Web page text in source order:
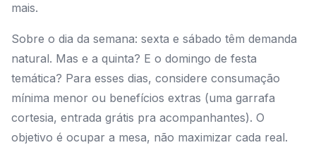
mais.
Sobre o dia da semana: sexta e sábado têm demanda
natural. Mas e a quinta? E o domingo de festa
temática? Para esses dias, considere consumação
mínima menor ou benefícios extras (uma garrafa
cortesia, entrada grátis pra acompanhantes). O
objetivo é ocupar a mesa, não maximizar cada real.